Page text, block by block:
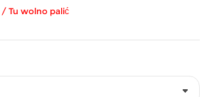
Tu wolno palić